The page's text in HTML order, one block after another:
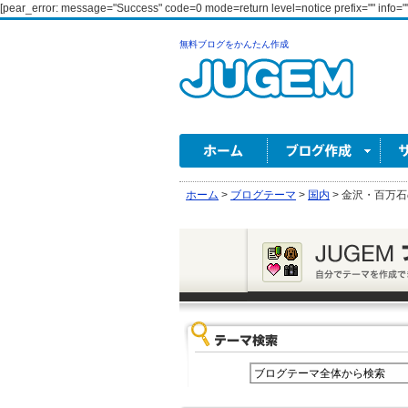
[pear_error: message="Success" code=0 mode=return level=notice prefix=""
無料ブログをかんたん作成
ホーム > ブログテーマ > 国内 > 金沢・百万